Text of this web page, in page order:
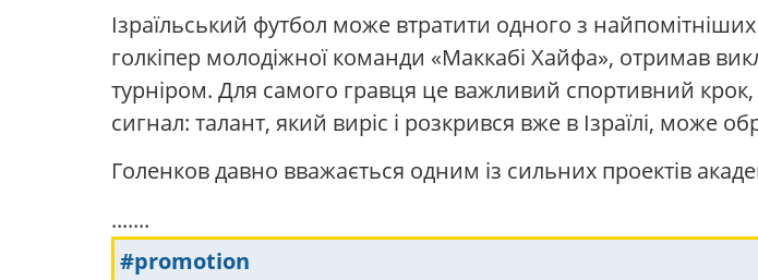
Ізраїльський футбол може втратити одного з
голкіпер молодіжної команди «Маккабі Хайфа», отримав
турніром. Для самого гравця це важливий спортивний
сигнал: талант, який виріс і розкрився вже в Ізраїлі, може
Голенков давно вважається одним із сильних проектів
.......
#promotion